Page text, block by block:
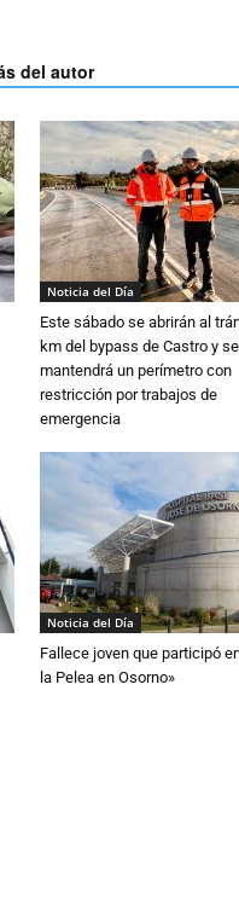
del autor
Noticia del Día
Este sábado se abrirán al
km del bypass de Castro y se
mantendrá un perímetro con
restricción por trabajos de
emergencia
Noticia del Día
Fallece joven que participó
la Pelea en Osorno»